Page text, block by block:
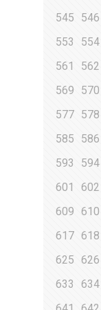
545 546
553
554
561
562
569
570
577 578
585
586
593
594
601
602
609
610
617 618
625
626
633
634